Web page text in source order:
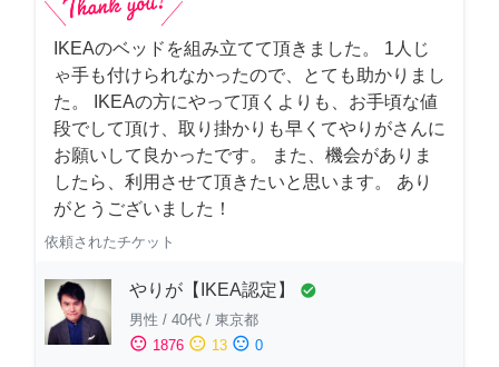
IKEAのベッドを組み立てて頂きました。 1人じ
ゃ手も付けられなかったので、とても助かりまし
た。 IKEAの方にやって頂くよりも、お手頃な値
段でして頂け、取り掛かりも早くてやりがさんに
お願いして良かったです。 また、機会がありま
したら、利用させて頂きたいと思います。 あり
がとうございました！
依頼されたチケット
やりが【IKEA認定】 check_circle
男性 / 40代 / 東京都
sentiment_satisfied 1876 sentiment_neutral 13 sentiment_dissatisfied 0